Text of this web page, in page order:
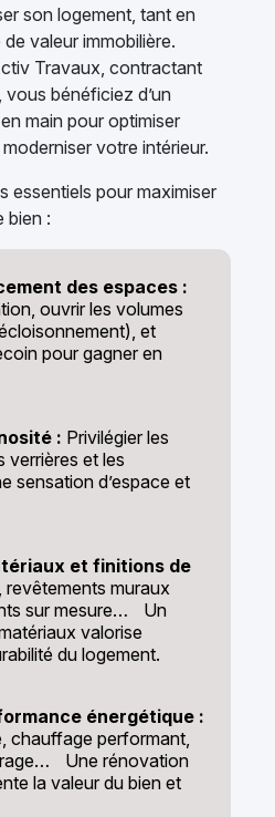
son logement, tant en
valeur immobilière.
Travaux, contractant
bénéficiez d’un
main pour optimiser
votre intérieur.
essentiels pour maximiser
bien :
des espaces :
ouvrir les volumes
et
pour gagner en
: Privilégier les
verrières et les
sensation d’espace et
et finitions de
revêtements muraux
sur mesure… Un
valorise
du logement.
énergétique :
chauffage performant,
Une rénovation
la valeur du bien et